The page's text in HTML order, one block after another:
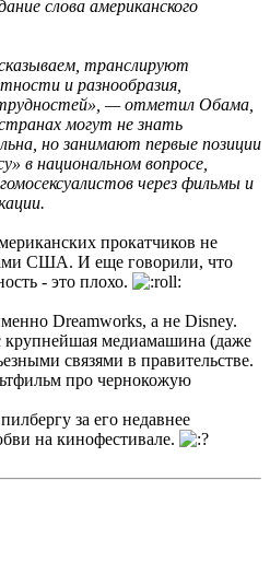
слова американского
транслируют
и разнообразия,
— отметил Обама,
могут не знать
но занимают первые позиции
в национальном вопросе,
через фильмы и
прокатчиков не
США. И еще говорили, что
- это плохо.
Dreamworks, а не Disney.
крупнейшая медиамашина (даже
связями в правительстве.
про чернокожую
за его недавнее
на кинофестивале.